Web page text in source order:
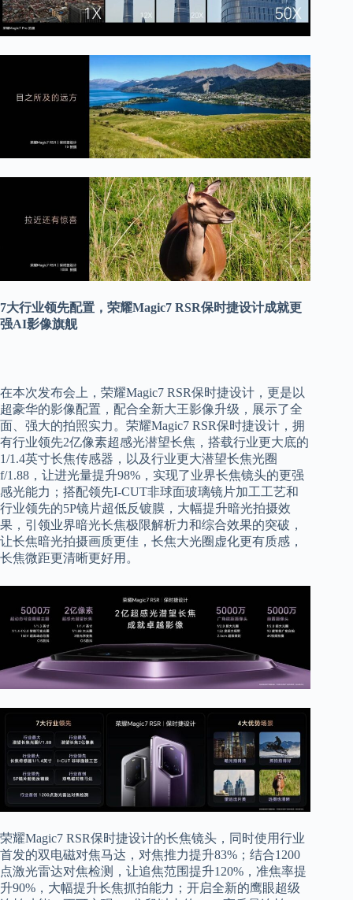
7大行业领先配置，荣耀Magic7 RSR保时捷设计成就更
强AI影像旗舰
在本次发布会上，荣耀Magic7 RSR保时捷设计，更是以
超豪华的影像配置，配合全新大王影像升级，展示了全
面、强大的拍照实力。荣耀Magic7 RSR保时捷设计，拥
有行业领先2亿像素超感光潜望长焦，搭载行业更大底的
1/1.4英寸长焦传感器，以及行业更大潜望长焦光圈
f/1.88，让进光量提升98%，实现了业界长焦镜头的更强
感光能力；搭配领先I-CUT非球面玻璃镜片加工工艺和
行业领先的5P镜片超低反镀膜，大幅提升暗光拍摄效
果，引领业界暗光长焦极限解析力和综合效果的突破，
让长焦暗光拍摄画质更佳，长焦大光圈虚化更有质感，
长焦微距更清晰更好用。
荣耀Magic7 RSR保时捷设计的长焦镜头，同时使用行业
首发的双电磁对焦马达，对焦推力提升83%；结合1200
点激光雷达对焦检测，让追焦范围提升120%，准焦率提
升90%，大幅提升长焦抓拍能力；开启全新的鹰眼超级